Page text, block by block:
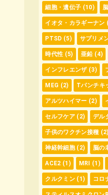
細胞・遺伝子 (10)
イオタ・カラギーナン
PTSD (5) サプリメ
時代性 (5) 亜鉛 (4)
インフレエンザ (3)
MEG (2) Tパンチキ
アルツハイマー (2)
セルフケア (2) デル
子供のワクチン接種 (2)
神経幹細胞 (2) 脳の
ACE2 (1) MRI (1)
クルクミン (1) コロ